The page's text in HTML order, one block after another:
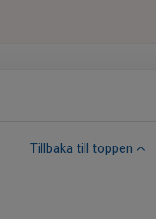
Tillbaka till toppen